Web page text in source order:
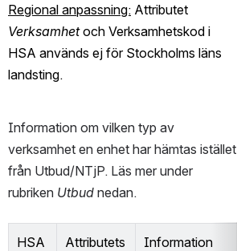
Regional anpassning:
Verksamhet och Verksamhetskod i
HSA används ej för Stockholms läns
landsting.
Information om vilken typ av
verksamhet en enhet har hämtas istället
från Utbud/NTjP. Läs mer under
rubriken Utbud nedan.
HSA
Attributets
Information